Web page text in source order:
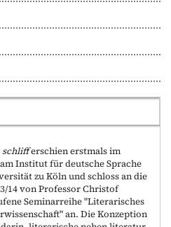
schlifferschien erstmals im
Institut für deutsche Sprache
zu Köln und schloss an die
14 von Professor Christof
Seminarreihe "Literarisches
an. Die Konzeption